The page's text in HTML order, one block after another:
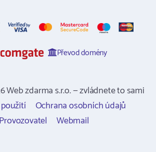
Převod domény
Web zdarma s.r.o. — zvládnete to sami
Ochrana osobních údajů
Provozovatel
Webmail